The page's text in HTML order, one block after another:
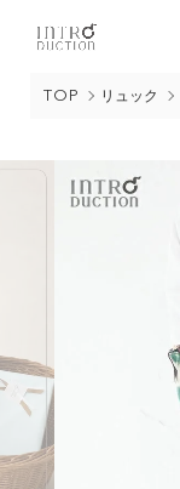
TOP リュック